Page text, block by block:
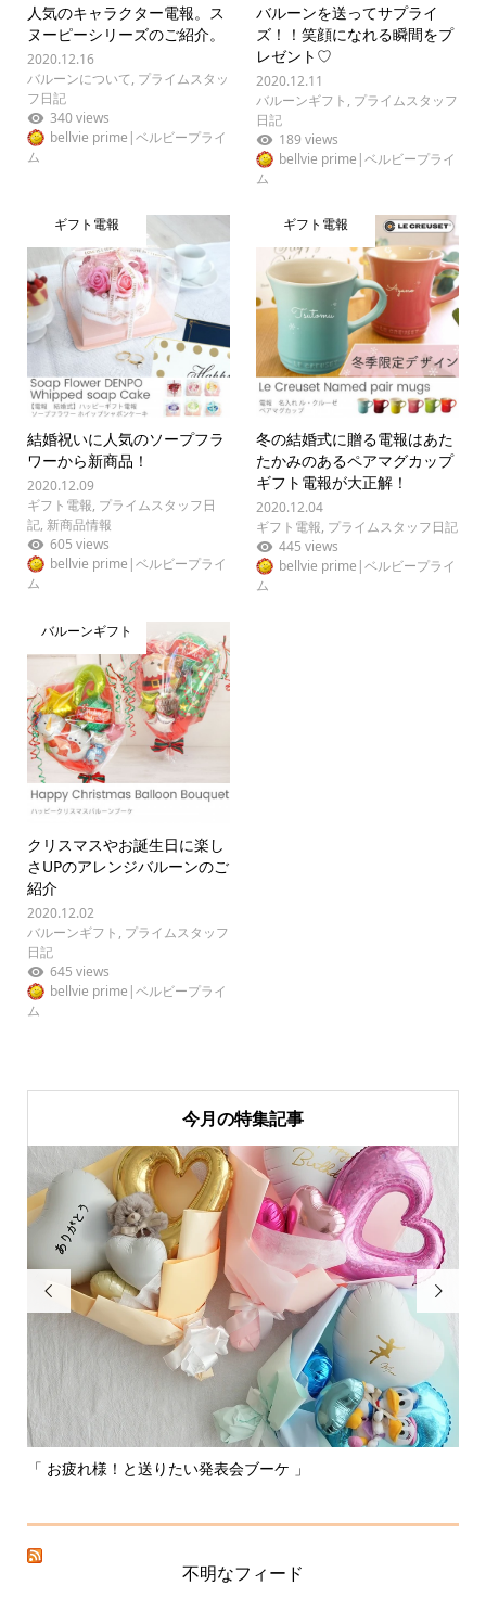
人気のキャラクター電報。ス
ヌーピーシリーズのご紹介。
2020.12.16
バルーンについて, プライムスタッ
フ日記
340 views
bellvie prime|ベルビープライ
ム
バルーンを送ってサプライ
ズ！！笑顔になれる瞬間をプ
レゼント♡
2020.12.11
バルーンギフト , プライムスタッフ
日記
189 views
bellvie prime|ベルビープライ
ム
ギフト電報
結婚祝いに人気のソープフラ
ワーから新商品！
2020.12.09
ギフト電報, プライムスタッフ日
記, 新商品情報
605 views
bellvie prime|ベルビープライ
ム
ギフト電報
冬の結婚式に贈る電報はあた
たかみのあるペアマグカップ
ギフト電報が大正解！
2020.12.04
ギフト電報, プライムスタッフ日記
445 views
bellvie prime|ベルビープライ
ム
バルーンギフト
クリスマスやお誕生日に楽し
さUPのアレンジバルーンのご
紹介
2020.12.02
バルーンギフト , プライムスタッフ
日記
645 views
bellvie prime|ベルビープライ
ム
今月の特集記事

「 お疲れ様！と送りたい発表会ブーケ 」

不明なフィード